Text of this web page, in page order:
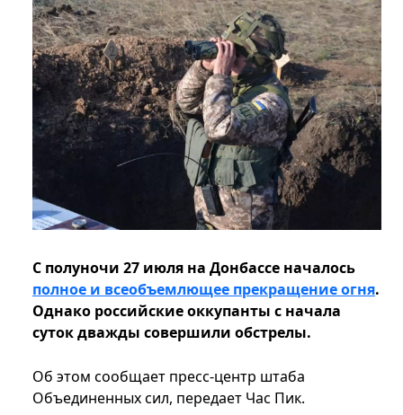
С полуночи 27 июля на Донбассе началось
полное и всеобъемлющее прекращение огня.
Однако российские оккупанты с начала
суток дважды совершили обстрелы.
Об этом сообщает пресс-центр штаба
Объединенных сил, передает Час Пик.